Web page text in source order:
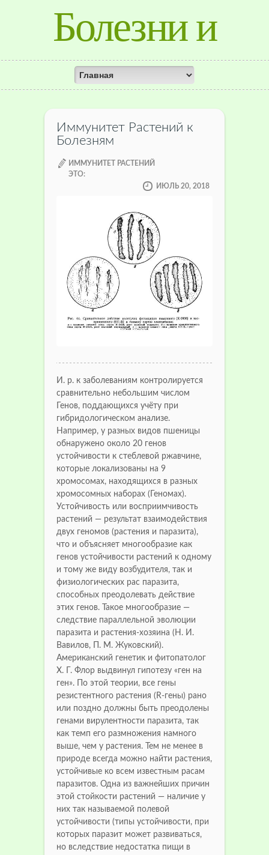
Болезни и
лечение
растений
Иммунитет Растений к
Болезням
ИММУНИТЕТ РАСТЕНИЙ
ЭТО:
ИЮЛЬ 20, 2018
И. р. к заболеваниям контролируется
сравнительно небольшим числом
Генов, поддающихся учёту при
гибридологическом анализе.
Например, у разных видов пшеницы
обнаружено около 20 генов
устойчивости к стеблевой ржавчине,
которые локализованы на 9
хромосомах, находящихся в разных
хромосомных наборах (Геномах).
Устойчивость или восприимчивость
растений — результат взаимодействия
двух геномов (растения и паразита),
что и объясняет многообразие как
генов устойчивости растений к одному
и тому же виду возбудителя, так и
физиологических рас паразита,
способных преодолевать действие
этих генов. Такое многообразие —
следствие параллельной эволюции
паразита и растения-хозяина (Н. И.
Вавилов, П. М. Жуковский).
Американский генетик и фитопатолог
Х. Г. Флор выдвинул гипотезу «ген на
ген». По этой теории, все гены
резистентного растения (R-гены) рано
или поздно должны быть преодолены
генами вирулентности паразита, так
как темп его размножения намного
выше, чем у растения. Тем не менее в
природе всегда можно найти растения,
устойчивые ко всем известным расам
паразитов. Одна из важнейших причин
этой стойкости растений — наличие у
них так называемой полевой
устойчивости (типы устойчивости, при
которых паразит может развиваться,
но вследствие недостатка пищи в